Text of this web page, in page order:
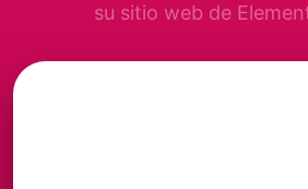
su sitio web de